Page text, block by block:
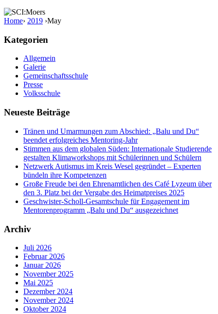
Home› 2019 ›May
Kategorien
Allgemein
Galerie
Gemeinschaftsschule
Presse
Volksschule
Neueste Beiträge
Tränen und Umarmungen zum Abschied: „Balu und Du“
beendet erfolgreiches Mentoring-Jahr
Stimmen aus dem globalen Süden: Internationale Studierende
gestalten Klimaworkshops mit Schülerinnen und Schülern
Netzwerk Autismus im Kreis Wesel gegründet – Experten
bündeln ihre Kompetenzen
Große Freude bei den Ehrenamtlichen des Café Lyzeum über
den 3. Platz bei der Vergabe des Heimatpreises 2025
Geschwister-Scholl-Gesamtschule für Engagement im
Mentorenprogramm „Balu und Du“ ausgezeichnet
Archiv
Juli 2026
Februar 2026
Januar 2026
November 2025
Mai 2025
Dezember 2024
November 2024
Oktober 2024